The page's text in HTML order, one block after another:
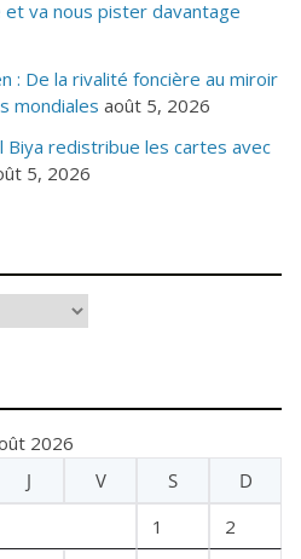
va nous pister davantage
: De la rivalité foncière au miroir
mondiales août 5, 2026
Biya redistribue les cartes avec
5, 2026
2026
J V S
D
1
2